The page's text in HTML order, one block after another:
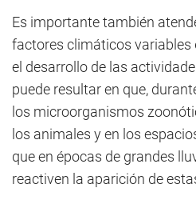
Es importante también
factores climáticos variables
el desarrollo de las
puede resultar en que,
los microorganismos
los animales y en los
que en épocas de grandes
reactiven la aparición de